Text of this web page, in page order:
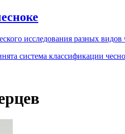
исследования разных видов
система классификации